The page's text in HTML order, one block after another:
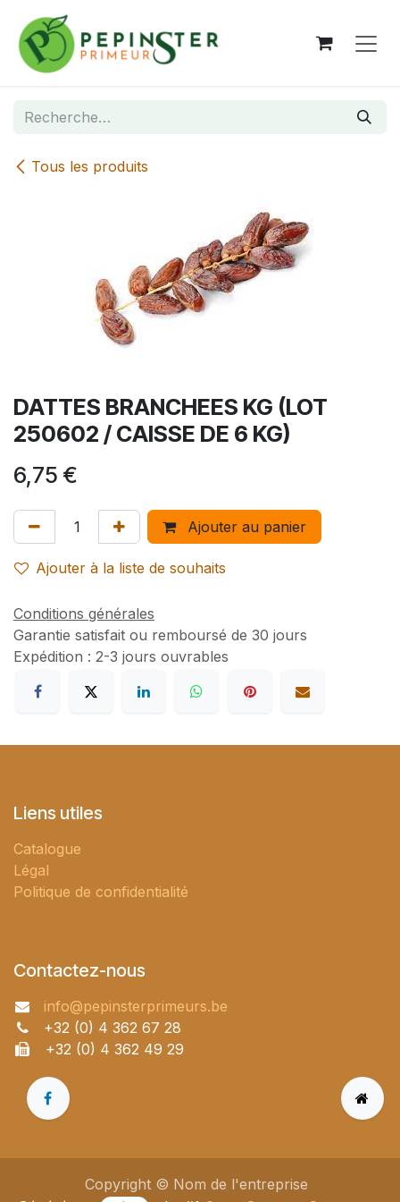
Se rendre au contenu
Tous les produits
DATTES BRANCHEES KG (LOT
250602 / CAISSE DE 6 KG)
6,75 €
Ajouter au panier
Ajouter à la liste de souhaits
Conditions générales
Garantie satisfait ou remboursé de 30 jours
Expédition : 2-3 jours ouvrables
Liens utiles
Catalogue
Légal
Politique de confidentialité
Contactez-nous
info@pepinsterprimeurs.be
+32 (0) 4 362 67 28
+32 (0) 4 362 49 29
Copyright © Nom de l'entreprise